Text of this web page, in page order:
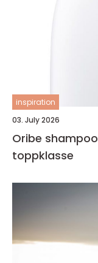
inspiration
03. July 2026
Oribe shampoo luksuspleie for hår i
toppklasse